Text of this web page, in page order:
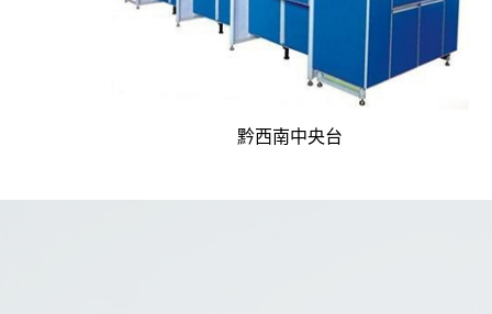
黔西南中央台